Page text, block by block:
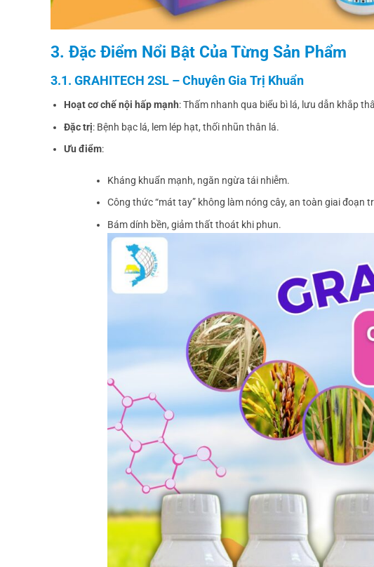
3. Đặc Điểm Nổi Bật Của Từng Sản Phẩm
3.1. GRAHITECH 2SL – Chuyên Gia Trị Khuẩn
Hoạt cơ chế nội hấp mạnh: Thấm nhanh qua biểu bì lá, lưu dẫn khắp
Đặc trị: Bệnh bạc lá, lem lép hạt, thối nhũn thân lá.
Ưu điểm:
Kháng khuẩn mạnh, ngăn ngừa tái nhiễm.
Công thức “mát tay” không làm nóng cây, an toàn giai đoạn
Bám dính bền, giảm thất thoát khi phun.